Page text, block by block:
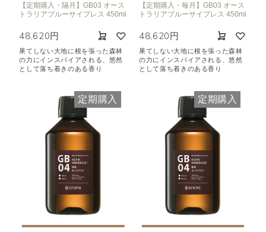
【定期購入・隔月】GB03 オース
トラリアブルーサイプレス 450ml
48,620円
果てしない大地に根を張った森林
の力にインスパイアされる、悠然
として落ち着きのある香り
【定期購入・毎月】GB03 オース
トラリアブルーサイプレス 450ml
48,620円
果てしない大地に根を張った森林
の力にインスパイアされる、悠然
として落ち着きのある香り
定期購入 定期購入